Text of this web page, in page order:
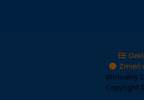
Zmień
Wirtualny
Copyright